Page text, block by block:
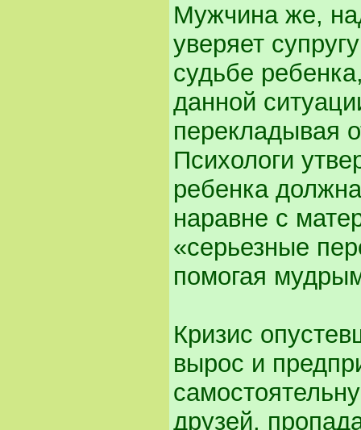
Мужчина же,
уверяет
судьбе
данной
перекладывая
Психологи
ребенка
наравне с
«серьезные
помогая
Кризис
вырос и
друзей,